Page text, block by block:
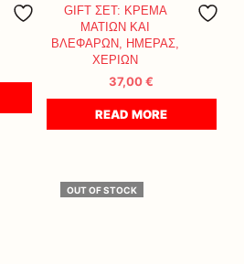
GIFT ΣΕΤ: ΚΡΕΜΑ
ΜΑΤΙΩΝ ΚΑΙ
ΒΛΕΦΑΡΩΝ, ΗΜΕΡΑΣ,
ΧΕΡΙΩΝ
37,00€
READ MORE
OUT OF STOCK